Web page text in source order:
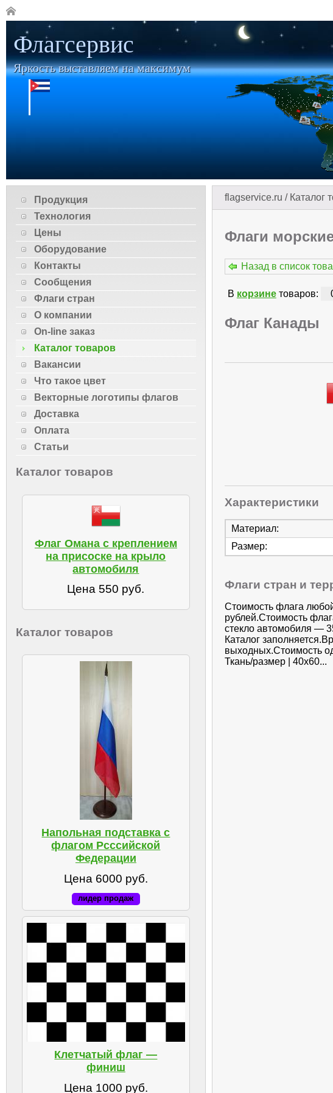
Флагсервис
Яркость выставляем на максимум
flagservice.ru / Каталог
Флаги
Назад в список
В корзинетоваров:
Флаг Канады
Характеристики
Материал:
Размер:
Флаги стран и
Стоимость флага
рублей.Стоимость
стекло автомобиля —
Каталог
выходных.Стоимость
Ткань/размер | 40х60...
Продукция
Технология
Цены
Оборудование
Контакты
Сообщения
Флаги стран
О компании
On-line заказ
Каталог товаров
Вакансии
Что такое цвет
Векторные логотипы флагов
Доставка
Оплата
Статьи
Каталог товаров
Флаг Омана с креплением
на присоске на крыло
автомобиля
Цена 550 руб.
Каталог товаров
Напольная подставка с
флагом Рсссийской
Федерации
Цена 6000 руб.
лидер продаж
Клетчатый флаг —
финиш
Цена 1000 руб.